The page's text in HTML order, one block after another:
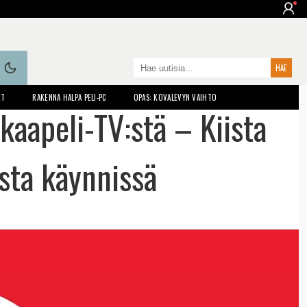
RAKENNA HALPA PELI-PC OPAS: KOVALEVYN VAIHTO
TV:stä – Kiista
käynnissä